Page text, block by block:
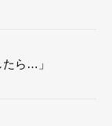
ら…」